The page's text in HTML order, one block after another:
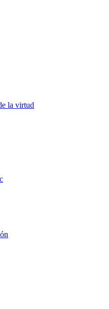
la virtud